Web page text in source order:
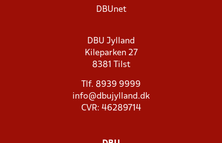
DBUnet
DBU Jylland
Kileparken 27
8381 Tilst
Tlf. 8939 9999
info@dbujylland.dk
CVR: 46289714